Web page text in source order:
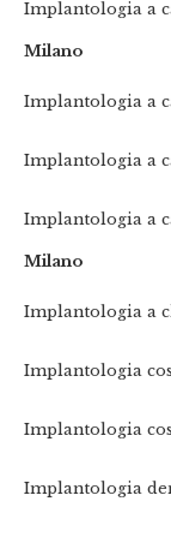
Implantologia a
Milano
Implantologia a
Implantologia a
Implantologia a
Milano
Implantologia a
Implantologia
Implantologia
Implantologia